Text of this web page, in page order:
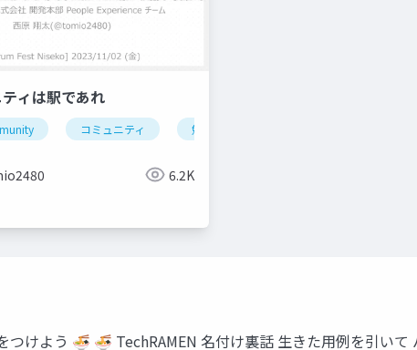
ィは駅であれ
コミュニティ 勉強会
6.2K
けよう 🍜 🍜 TechRAMEN 名付け裏話 生きた用例を引い